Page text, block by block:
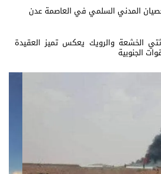
المدني السلمي في العاصمة عدن
الخشعة والرويك يعكس تميز العقيدة
الجنوبية